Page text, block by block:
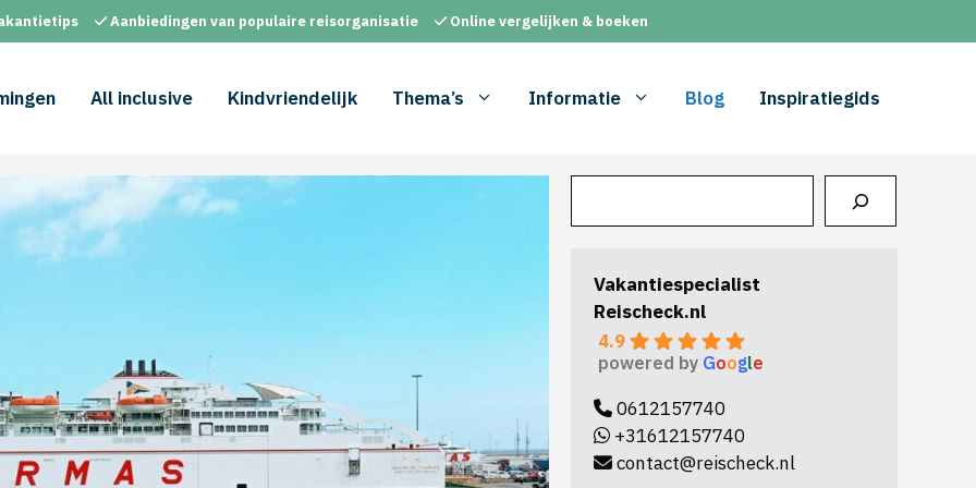
Aanbiedingen van populaire reisorganisatie Online vergelijken & boeken
All inclusive Kindvriendelijk Thema’s Informatie Blog Inspiratiegids
Vakantiespecialist
Reischeck.nl
4.9
powered by Google
0612157740
+31612157740
contact@reischeck.nl